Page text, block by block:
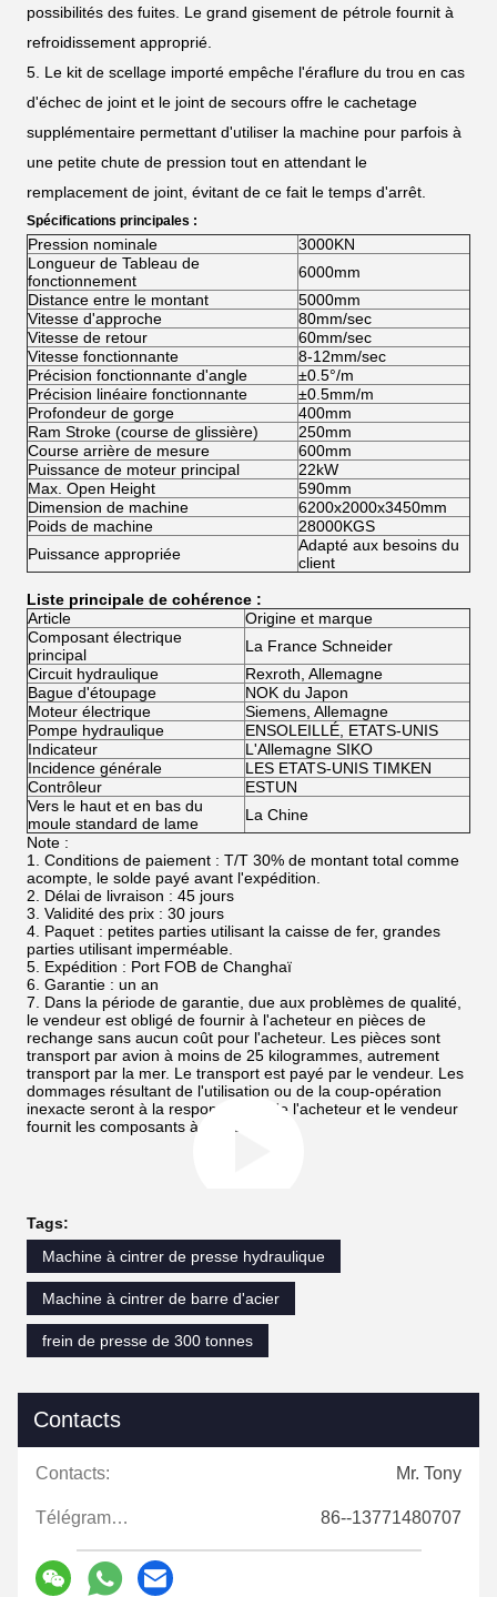
possibilités des fuites. Le grand gisement de pétrole fournit à
refroidissement approprié.
5. Le kit de scellage importé empêche l'éraflure du trou en cas
d'échec de joint et le joint de secours offre le cachetage
supplémentaire permettant d'utiliser la machine pour parfois à
une petite chute de pression tout en attendant le
remplacement de joint, évitant de ce fait le temps d'arrêt.
Spécifications principales :
Pression nominale
3000KN
Longueur de Tableau de
fonctionnement
6000mm
Distance entre le montant
5000mm
Vitesse d'approche
80mm/sec
Vitesse de retour
60mm/sec
Vitesse fonctionnante
8-12mm/sec
Précision fonctionnante d'angle
±0.5°/m
Précision linéaire fonctionnante
±0.5mm/m
Profondeur de gorge
400mm
Ram Stroke (course de glissière)
250mm
Course arrière de mesure
600mm
Puissance de moteur principal
22kW
Max. Open Height
590mm
Dimension de machine
6200x2000x3450mm
Poids de machine
28000KGS
Puissance appropriée
Adapté aux besoins du
client
Liste principale de cohérence :
Article
Origine et marque
Composant électrique
principal
La France Schneider
Circuit hydraulique
Rexroth, Allemagne
Bague d'étoupage
NOK du Japon
Moteur électrique
Siemens, Allemagne
Pompe hydraulique
ENSOLEILLÉ, ETATS-UNIS
Indicateur
L'Allemagne SIKO
Incidence générale
LES ETATS-UNIS TIMKEN
Contrôleur
ESTUN
Vers le haut et en bas du
moule standard de lame
La Chine
Note :
1. Conditions de paiement : T/T 30% de montant total comme
acompte, le solde payé avant l'expédition.
2. Délai de livraison : 45 jours
3. Validité des prix : 30 jours
4. Paquet : petites parties utilisant la caisse de fer, grandes
parties utilisant imperméable.
5. Expédition : Port FOB de Changhaï
6. Garantie : un an
7. Dans la période de garantie, due aux problèmes de qualité,
le vendeur est obligé de fournir à l'acheteur en pièces de
rechange sans aucun coût pour l'acheteur. Les pièces sont
transport par avion à moins de 25 kilogrammes, autrement
transport par la mer. Le transport est payé par le vendeur. Les
dommages résultant de l'utilisation ou de la coup-opération
inexacte seront à la responsabilité de l'acheteur et le vendeur
fournit les composants à un coût.
Tags:
Machine à cintrer de presse hydraulique
Machine à cintrer de barre d'acier
frein de presse de 300 tonnes
Contacts
Contacts: Mr. Tony
Télégramme: 86--13771480707